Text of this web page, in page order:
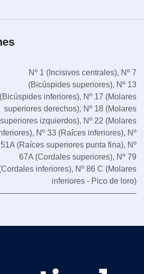
Nº 1 (Incisivos centrales), Nº 7
(Bicúspides superiores), Nº 13
(Bicúspides inferiores), Nº 17 (Molares
superiores derechos), Nº 18 (Molares
superiores izquierdos), Nº 22 (Molares
, Nº 33 (Raíces inferiores), Nº
51A (Raíces superiores punta fina), Nº
67A (Cordales superiores), Nº 79
inferiores), Nº 86 C (Molares
inferiores - Pico de loro)